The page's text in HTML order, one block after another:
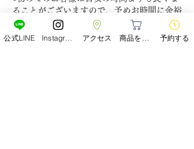
ることがございますので、予めお時間に余裕
をもってご来店下さい。
公式LINE アクセス 予約する